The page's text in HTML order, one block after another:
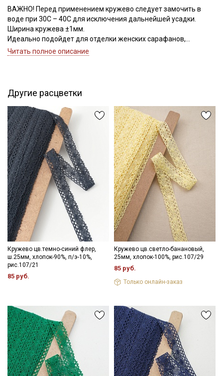
ВАЖНО! Перед применением кружево следует замочить в
воде при 30С – 40С для исключения дальнейшей усадки.
Ширина кружева ±1мм.
Идеально подойдет для отделки женских сарафанов,
платьев, юбок, рукавов.
Цветопередача может отличаться от оригинального цвета в
зависимости от настроек вашего монитора.
Читать полное описание
Другие расцветки
Кружево цв.темно-синий флер,
ш.25мм, хлопок-90%, п/э-10%,
рис.107/21
85 руб.
Кружево цв.светло-банановый,
25мм, хлопок-100%, рис.107/29
85 руб.
Только онлайн-заказ